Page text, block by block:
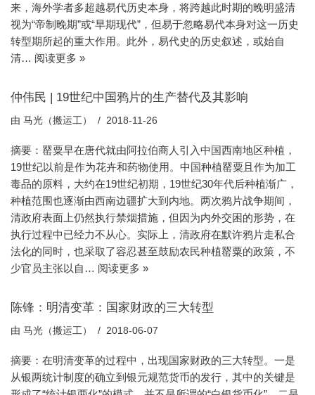
来，海外学者多超越易代历史本身，将跨越此时期的晚明盛清
视为“帝制晚期”或“早期现代”，但易于忽略易代本身对这一历史
转型期所起的重大作用。此外，易代史的历史叙述，或始自
清… 阅读更多 »
仲伟民 | 19世纪中国鸦片的生产替代及其影响
由 马光（搬运工） 2018-11-26
摘要：罂粟早在唐代就由阿拉伯商人引入中国西南地区种植，
19世纪以前是作为花卉和药物使用。中国种植罂粟且作为加工
毒品的原料，大约在19世纪初期，19世纪30年代后种植渐广，
种植范围也逐渐由西南边疆扩大到内地。两次鸦片战争期间，
清政府表面上仍然执行禁烟措施，但因为内外交困的形势，在
执行过程中已经力不从心。实际上，清政府在默许鸦片走私合
法化的同时，也采取了容忍甚至鼓励农民种植罂粟的政策，不
少官员主张以自… 阅读更多 »
陈锋：明清变革：国家财政的三大转型
由 马光（搬运工） 2018-06-07
摘要：在明清变革的过程中，出现国家财政的三大转型。一是
从银两统计制度的确立到银元规范货币的发行，其中的关键是